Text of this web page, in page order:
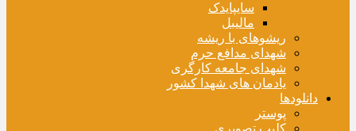
سایپایدک
مالیبل
ریشوهای با ریشه
شهدای مدافع حرم
شهدای جامعه کارگری
یادمان های شهدا کشور
دانلودها
پوستر
کلیپ تصویری